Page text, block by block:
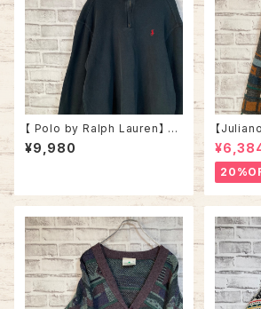
【 Polo by Ralph Lauren】 H
alfzip Knit L相当 ポロ バイ ラ
ルフローレン ハーフジップ ニッ
A 古着
¥9,980
【
gan L
O LINE” カーディガン 総柄
ール混
ン ヨーロ